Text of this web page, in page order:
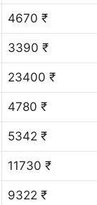
4670 ₹
3390 ₹
23400 ₹
4780 ₹
5342 ₹
11730 ₹
9322 ₹